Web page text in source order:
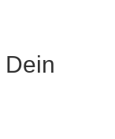
Dein